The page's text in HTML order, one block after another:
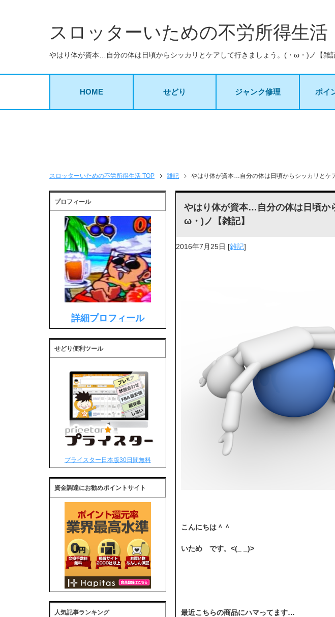
スロッターいための不労所得生活
やはり体が資本…自分の体は日頃からシッカリとケアして行きましょう。(・ω・)ノ【雑記
HOME せどり ジャンク修理 ポイ
スロッターいための不労所得生活 TOP 雑記 やはり体が資本…自分の体は日頃からシッカリとケ
やはり体が資本…自分の体は日頃か
ω・)ノ【雑記】
2016年7月25日 [雑記]
こんにちは＾＾
いため です。<(_ _)>
最近こちらの商品にハマってます…
プロフィール
詳細プロフィール
せどり便利ツール
プライスター日本版30日間無料
資金調達にお勧めポイントサイト
人気記事ランキング